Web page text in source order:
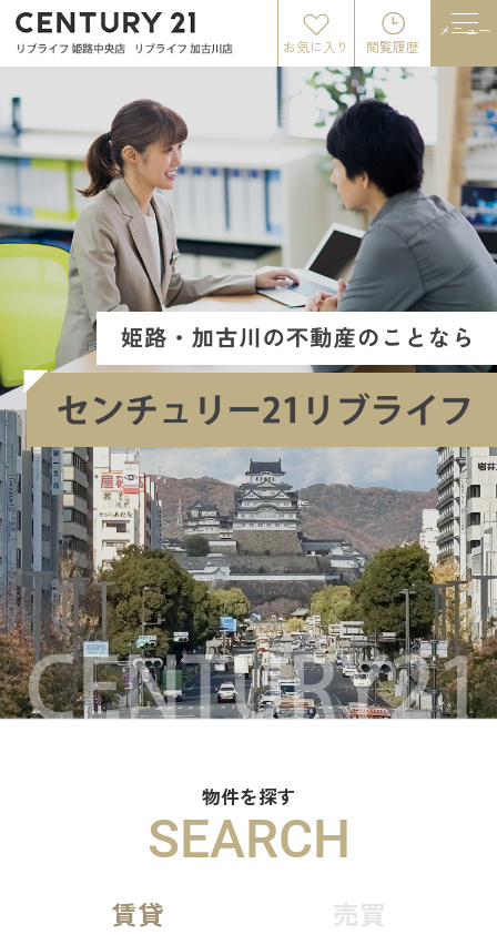
お気に入り 閲覧履歴
メニュー
物件を探す
SEARCH
賃貸 売買